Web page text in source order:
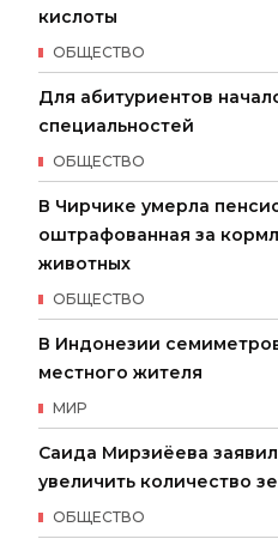
кислоты
ОБЩЕСТВО
Для абитуриентов
специальностей
ОБЩЕСТВО
В Чирчике умерла
оштрафованная за
животных
ОБЩЕСТВО
В Индонезии
местного жителя
МИР
Саида Мирзиёева
увеличить количество
ОБЩЕСТВО